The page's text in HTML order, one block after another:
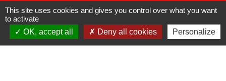
Partenaires institutionnels
Région Hauts-de-France
This site uses cookies and gives you control over what you want
to activate
OK, accept all
Deny all cookies Personalize